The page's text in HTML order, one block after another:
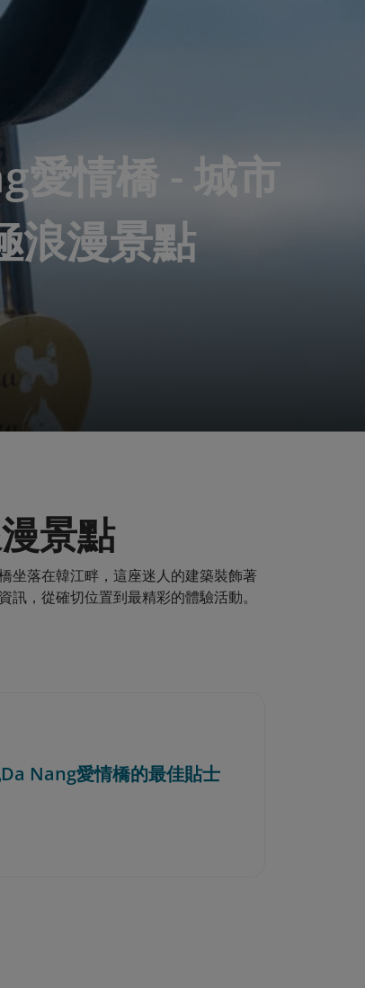
愛情橋 - 城市
浪漫景點
景點
坐落在韓江畔，這座迷人的建築裝飾著
，從確切位置到最精彩的體驗活動。
Nang愛情橋的最佳貼士